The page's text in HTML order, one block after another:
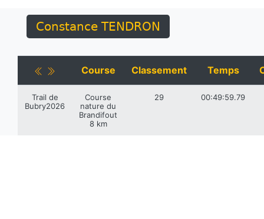
Constance TENDRON
Course Classement Temps
Trail de
Bubry2026
Course
nature du
Brandifout
8 km
29 00:49:59.79